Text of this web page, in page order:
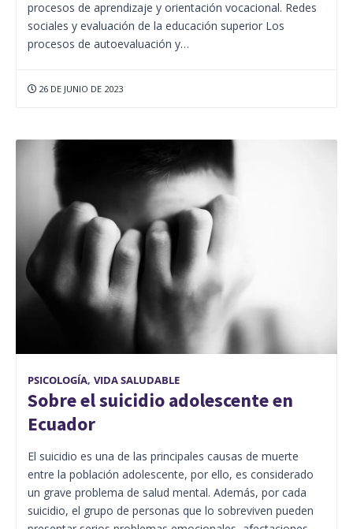
procesos de aprendizaje y orientación vocacional. Redes
sociales y evaluación de la educación superior Los
procesos de autoevaluación y…
26 DE JUNIO DE 2023
PSICOLOGÍA, VIDA SALUDABLE
Sobre el suicidio adolescente en
Ecuador
El suicidio es una de las principales causas de muerte
entre la población adolescente, por ello, es considerado
un grave problema de salud mental. Además, por cada
suicidio, el grupo de personas que lo sobreviven pueden